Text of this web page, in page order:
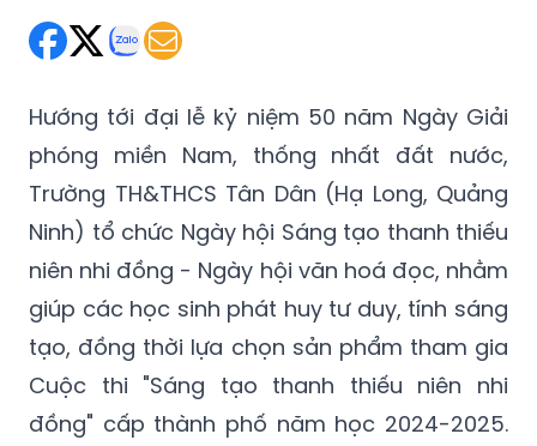
Hướng tới đại lễ kỷ niệm 50 năm Ngày Giải
phóng miền Nam, thống nhất đất nước,
Trường TH&THCS Tân Dân (Hạ Long, Quảng
Ninh) tổ chức Ngày hội Sáng tạo thanh thiếu
niên nhi đồng - Ngày hội văn hoá đọc, nhằm
giúp các học sinh phát huy tư duy, tính sáng
tạo, đồng thời lựa chọn sản phẩm tham gia
Cuộc thi "Sáng tạo thanh thiếu niên nhi
đồng" cấp thành phố năm học 2024-2025.